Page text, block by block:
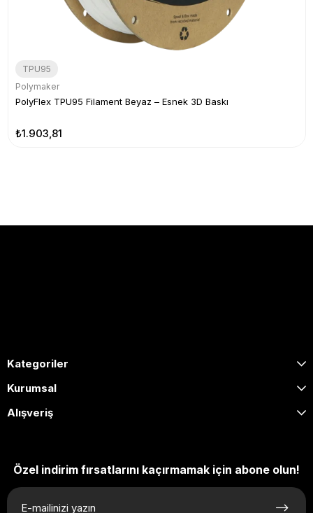
TPU95
Polymaker
PolyFlex TPU95 Filament Beyaz – Esnek 3D Baskı
₺1.903,81
Kategoriler
Kurumsal
Alışveriş
Özel indirim fırsatlarını kaçırmamak için abone olun!